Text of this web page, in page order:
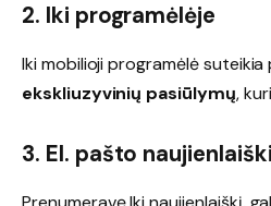
2. Iki programėlėje
Iki mobilioji programėlė suteikia
ekskliuzyvinių pasiūlymų,
3. El. pašto